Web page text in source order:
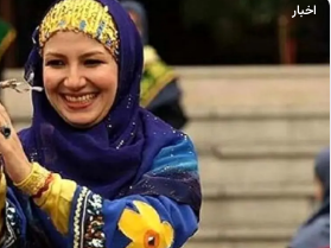
اخبار